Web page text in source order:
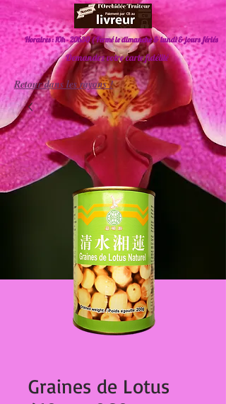
Horaires : 10h - 20h30 ( Fermé le dimanche & lundi & jours fériés
Demandez votre carte fidélité
Retour dans les rayons !
Graines de Lotus